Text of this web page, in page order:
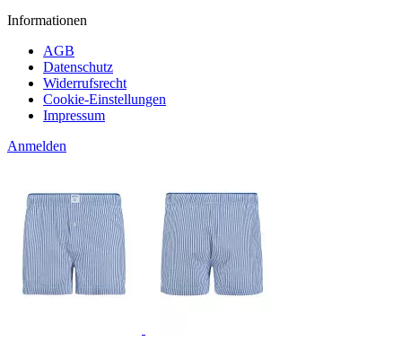
Informationen
AGB
Datenschutz
Widerrufsrecht
Cookie-Einstellungen
Impressum
Anmelden